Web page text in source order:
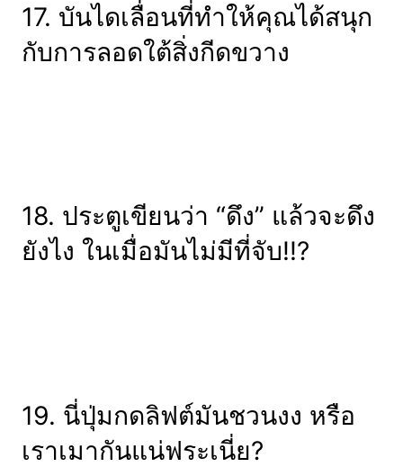
17. บันไดเลื่อนที่ทำให้คุณได้สนุก
กับการลอดใต้สิ่งกีดขวาง
18. ประตูเขียนว่า “ดึง” แล้วจะดึง
ยังไง ในเมื่อมันไม่มีที่จับ!!?
19. นี่ปุ่มกดลิฟต์มันชวนงง หรือ
เราเมากันแน่ฟระเนี่ย?